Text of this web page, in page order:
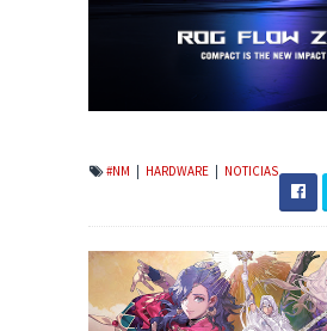
#NM HARDWARE NOTICIAS